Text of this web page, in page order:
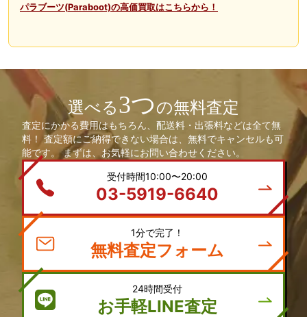
パラブーツ(Paraboot)の高価買取はこちらから！
選べる3つの無料査定
査定にかかる費用はもちろん、配送料・出張料などは全て無
料！ 査定額にご納得できない場合は、無料でキャンセルも可
能です。 まずは、お気軽にお問い合わせください。
受付時間10:00〜20:00
03-5919-6640
1分で完了！
無料査定フォーム
24時間受付
お手軽LINE査定